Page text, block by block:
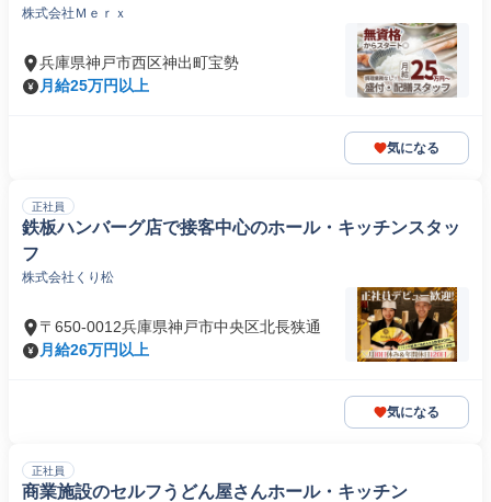
株式会社Ｍｅｒｘ
兵庫県神戸市西区神出町宝勢
月給25万円以上
気になる
正社員
鉄板ハンバーグ店で接客中心のホール・キッチンスタッ
フ
株式会社くり松
〒650-0012兵庫県神戸市中央区北長狭通
月給26万円以上
気になる
正社員
商業施設のセルフうどん屋さんホール・キッチン